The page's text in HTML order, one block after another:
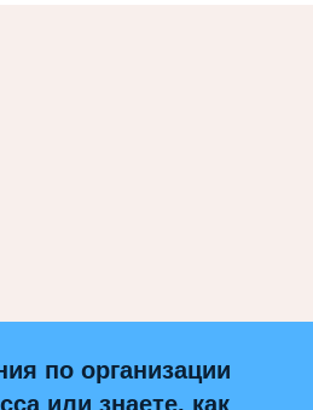
по организации
или знаете, как